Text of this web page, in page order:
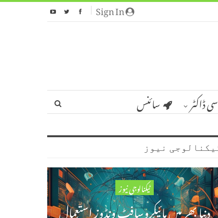
Sign In
ڈاکٹر سائنس
نیوز
ٹیکنالوجی نیوز
دنیا بھر میں مائیکروسافٹ ونڈوز استعمال